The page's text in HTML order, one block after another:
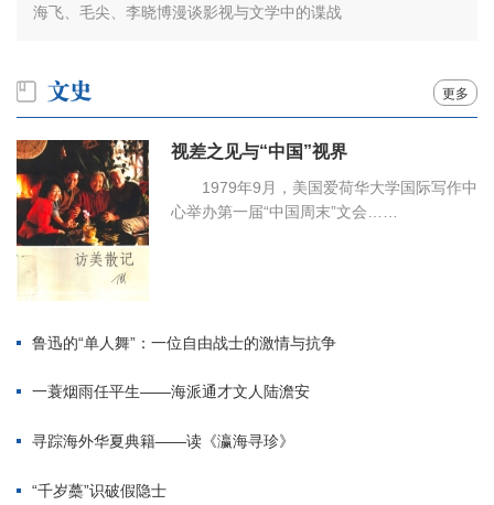
海飞、毛尖、李晓博漫谈影视与文学中的谍战
更多
视差之见与“中国”视界
1979年9月，美国爱荷华大学国际写作中
心举办第一届“中国周末”文会……
鲁迅的“单人舞”：一位自由战士的激情与抗争
一蓑烟雨任平生——海派通才文人陆澹安
寻踪海外华夏典籍——读《瀛海寻珍》
“千岁蘽”识破假隐士